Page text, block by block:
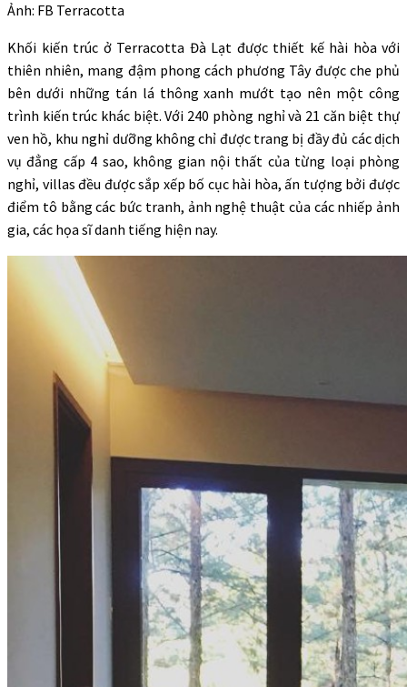
Ảnh: FB Terracotta
Khối kiến trúc ở Terracotta Đà Lạt được thiết kế hài hòa với
thiên nhiên, mang đậm phong cách phương Tây được che phủ
bên dưới những tán lá thông xanh mướt tạo nên một công
trình kiến trúc khác biệt. Với 240 phòng nghỉ và 21 căn biệt thự
ven hồ, khu nghỉ dưỡng không chỉ được trang bị đầy đủ các dịch
vụ đẳng cấp 4 sao, không gian nội thất của từng loại phòng
nghỉ, villas đều được sắp xếp bố cục hài hòa, ấn tượng bởi được
điểm tô bằng các bức tranh, ảnh nghệ thuật của các nhiếp ảnh
gia, các họa sĩ danh tiếng hiện nay.